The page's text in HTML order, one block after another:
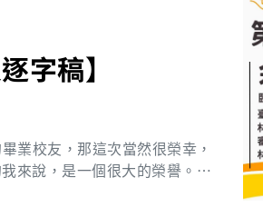
字稿】
來說，是一個很大的榮譽。當